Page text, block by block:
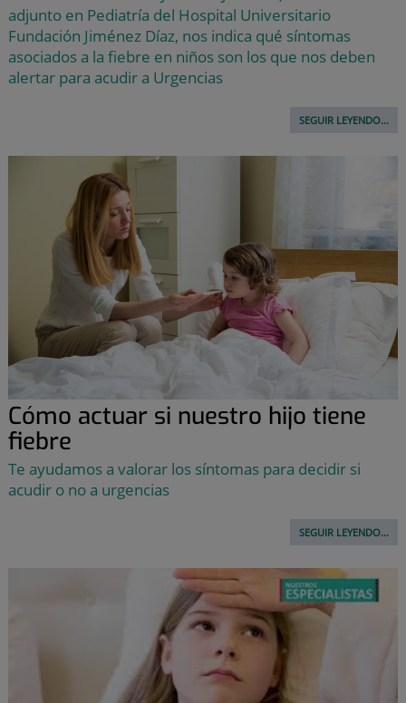
adjunto en Pediatría del Hospital Universitario
Fundación Jiménez Díaz, nos indica qué síntomas
asociados a la fiebre en niños son los que nos deben
alertar para acudir a Urgencias
SEGUIR LEYENDO...
Cómo actuar si nuestro hijo tiene
fiebre
Te ayudamos a valorar los síntomas para decidir si
acudir o no a urgencias
SEGUIR LEYENDO...